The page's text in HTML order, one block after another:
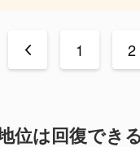
< 1 2
位は回復でき